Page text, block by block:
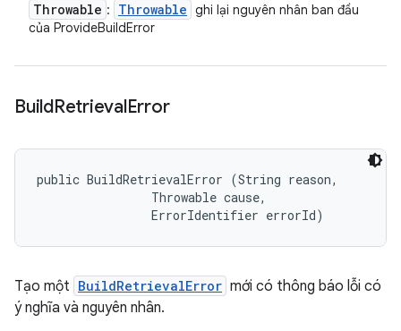
Throwable : Throwable ghi lại nguyên nhân ban đầu
của ProvideBuildError
BuildRetrievalError
public BuildRetrievalError (String reason,
                Throwable cause,
                ErrorIdentifier errorId)
Tạo một BuildRetrievalError mới có thông báo lỗi có
ý nghĩa và nguyên nhân.